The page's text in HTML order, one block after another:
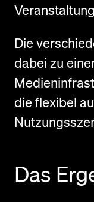
Die
dabei zu
die flexibel
Das